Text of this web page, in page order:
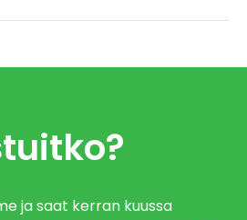
ja saat kerran kuussa